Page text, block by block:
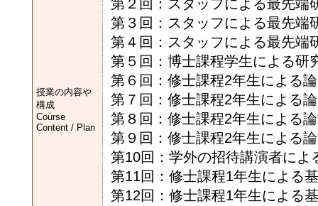
授業の内容や
構成
Course
Content / Plan
第２回：スタッフによる最先
第３回：スタッフによる最先
第４回：スタッフによる最先
第５回：博士課程学生による研
第６回：修士課程2年生による
第７回：修士課程2年生による
第８回：修士課程2年生による
第９回：修士課程2年生による
第10回：学外の招待講演者によ
第11回：修士課程1年生による
第12回：修士課程1年生による